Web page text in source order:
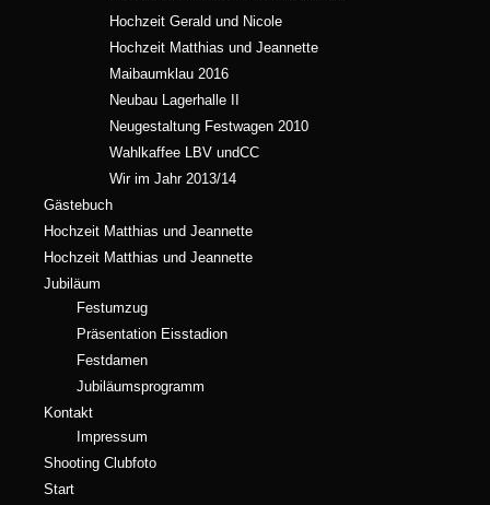
Hochzeit Gerald und Nicole
Hochzeit Matthias und Jeannette
Maibaumklau 2016
Neubau Lagerhalle II
Neugestaltung Festwagen 2010
Wahlkaffee LBV undCC
Wir im Jahr 2013/14
Gästebuch
Hochzeit Matthias und Jeannette
Hochzeit Matthias und Jeannette
Jubiläum
Festumzug
Präsentation Eisstadion
Festdamen
Jubiläumsprogramm
Kontakt
Impressum
Shooting Clubfoto
Start